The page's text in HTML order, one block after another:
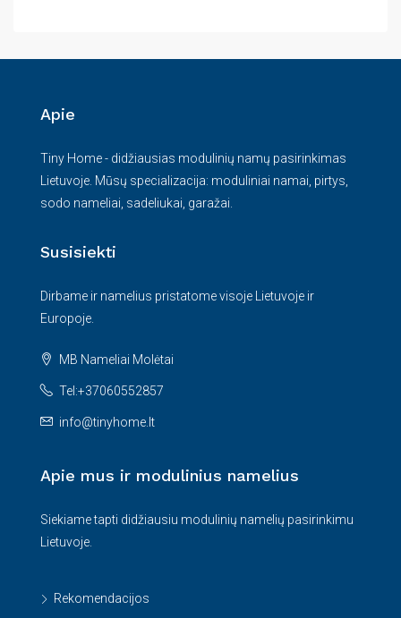
Apie
Tiny Home - didžiausias modulinių namų pasirinkimas
Lietuvoje. Mūsų specializacija: moduliniai namai, pirtys,
sodo nameliai, sadeliukai, garažai.
Susisiekti
Dirbame ir namelius pristatome visoje Lietuvoje ir
Europoje.
MB Nameliai Molėtai
Tel:+37060552857
info@tinyhome.lt
Apie mus ir modulinius namelius
Siekiame tapti didžiausiu modulinių namelių pasirinkimu
Lietuvoje.
Rekomendacijos